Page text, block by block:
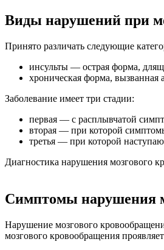
Виды нарушений при
Принято различать следующие
инсульты — острая форма,
хроническая форма, вызванная
Заболевание имеет три стадии:
первая — с расплывчатой
вторая — при которой
третья — при которой
Диагностика нарушения мозгового
Симптомы нарушения
Нарушение мозгового
мозгового кровообращения